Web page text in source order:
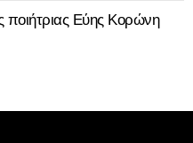
Εύης Κορώνη